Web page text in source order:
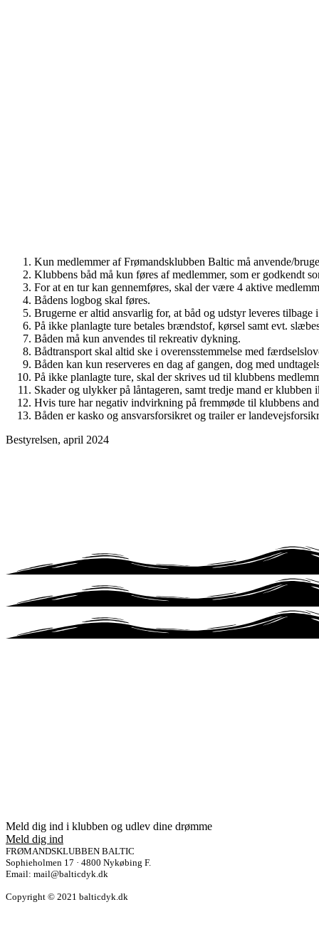
Kun medlemmer af Frømandsklubben Baltic må anvende/
Klubbens båd må kun føres af medlemmer, som er godkendt
For at en tur kan gennemføres, skal der være 4 aktive
Bådens logbog skal føres.
Brugerne er altid ansvarlig for, at båd og udstyr leveres
På ikke planlagte ture betales brændstof, kørsel samt evt.
Båden må kun anvendes til rekreativ dykning.
Bådtransport skal altid ske i overensstemmelse med
Båden kan kun reserveres en dag af gangen, dog med
På ikke planlagte ture, skal der skrives ud til klubbens
Skader og ulykker på låntageren, samt tredje mand er klubben
Hvis ture har negativ indvirkning på fremmøde til klubbens
Båden er kasko og ansvarsforsikret og trailer er
Bestyrelsen, april 2024
Meld dig ind i klubben og udlev dine drømme
Meld dig ind
FRØMANDSKLUBBEN BALTIC
Sophieholmen 17 · 4800 Nykøbing F.
Email: mail@balticdyk.dk
Copyright © 2021 balticdyk.dk